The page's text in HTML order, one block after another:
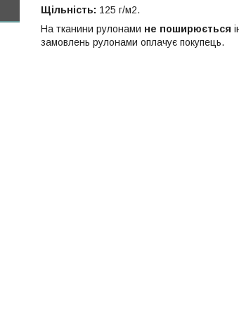
Щільність: 125 г/м2.
На тканини рулонами не поширюється
замовлень рулонами оплачує покупець.